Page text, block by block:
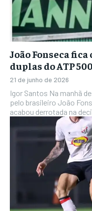
João Fonseca fica
duplas do ATP
21 de junho de 2026
Igor Santos Na manhã deste domingo (21), a parceria formada
pelo brasileiro João
acabou derrotada na